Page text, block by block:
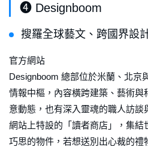
❹ Designboom
搜羅全球藝文、跨國界設
官方網站
Designboom 總部位於米蘭、北京
情報中樞，內容橫跨建築、藝術與
意動態，也有深入靈魂的職人訪
網站上特設的「讀者商店」，集結
巧思的物件，若想送別出心裁的禮